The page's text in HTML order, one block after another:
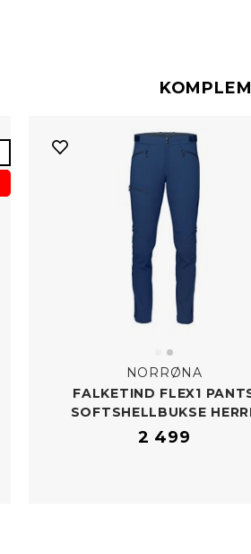
NORRØNA
FALKETIND FLEX1
SOFTSHELLBUKSE
2 499